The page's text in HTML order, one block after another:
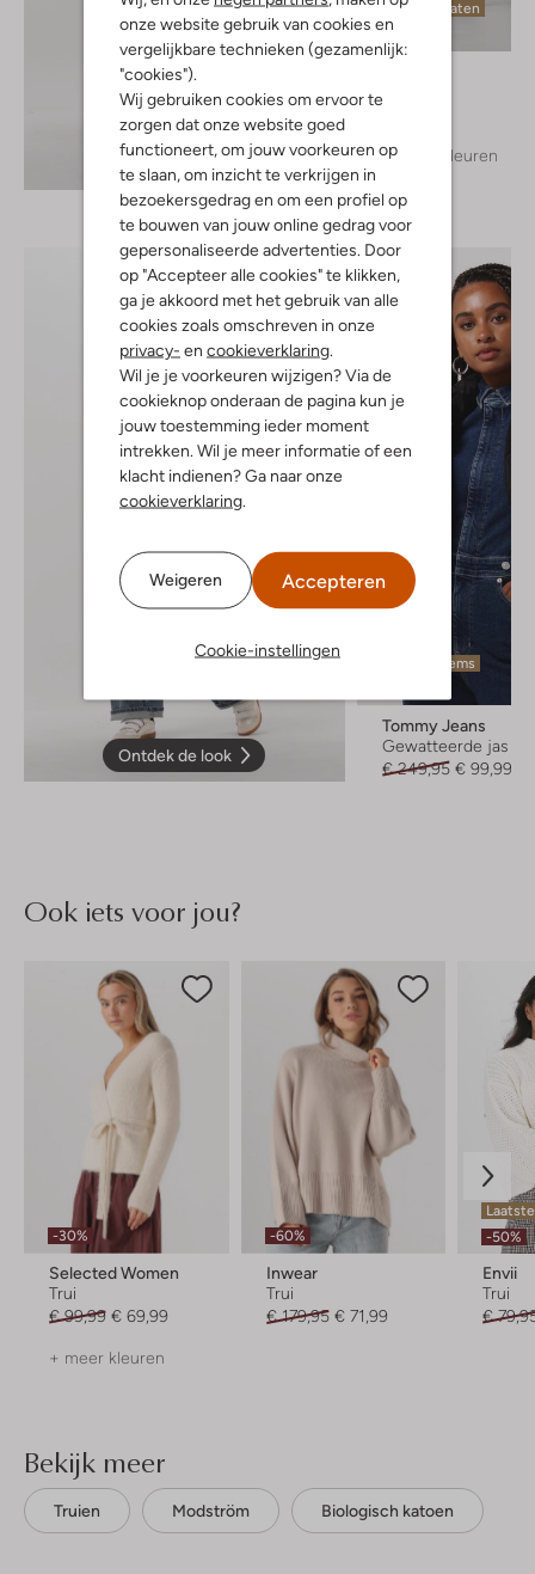
onze website gebruik van cookies en
vergelijkbare technieken (gezamenlijk:
"cookies").
Wij gebruiken cookies om ervoor te
zorgen dat onze website goed
functioneert, om jouw voorkeuren op
te slaan, om inzicht te verkrijgen in
bezoekersgedrag en om een profiel op
te bouwen van jouw online gedrag voor
gepersonaliseerde advertenties. Door
op "Accepteer alle cookies" te klikken,
ga je akkoord met het gebruik van alle
cookies zoals omschreven in onze
privacy- en cookieverklaring
Wil je je voorkeuren wijzigen? Via de
cookieknop onderaan de pagina kun je
jouw toestemming ieder moment
intrekken. Wil je meer informatie of een
klacht indienen? Ga naar onze
cookieverklaring
Weigeren Accepteren
Cookie-instellingen
Ontdek de look
Laatste maten
+ meer kleuren
Ontdek de look
Laatste items
Tommy Jeans
Gewatteerde jas
€ 249,95 € 99,99
Ook iets voor jou?
-30%
Selected Women
Trui
€ 99,99 € 69,99
+ meer kleuren
-60%
Inwear
Trui
€ 179,95 € 71,99
-50%
Envii
Trui
€
Bekijk meer
Truien Modström Biologisch katoen